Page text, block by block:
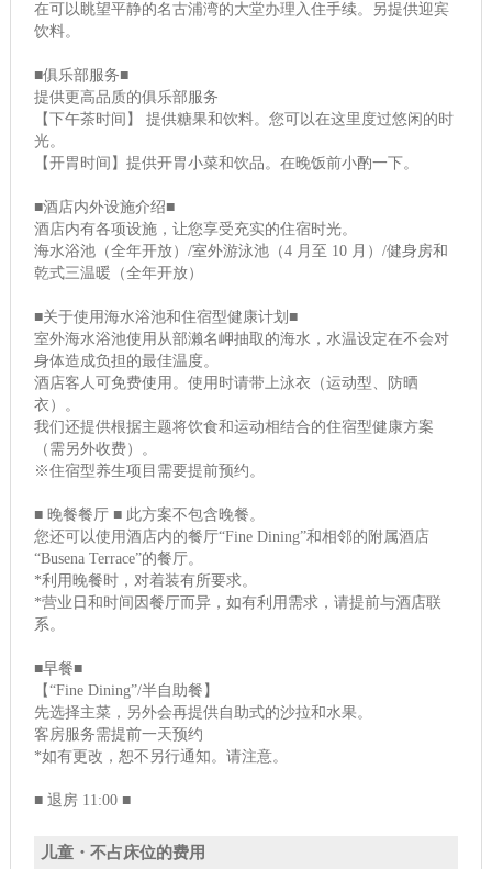
在可以眺望平静的名古浦湾的大堂办理入住手续。另提供迎宾
饮料。
■俱乐部服务■
提供更高品质的俱乐部服务
【下午茶时间】 提供糖果和饮料。您可以在这里度过悠闲的时
光。
【开胃时间】提供开胃小菜和饮品。在晚饭前小酌一下。
■酒店内外设施介绍■
酒店内有各项设施，让您享受充实的住宿时光。
海水浴池（全年开放）/室外游泳池（4 月至 10 月）/健身房和
乾式三温暖（全年开放）
■关于使用海水浴池和住宿型健康计划■
室外海水浴池使用从部濑名岬抽取的海水，水温设定在不会对
身体造成负担的最佳温度。
酒店客人可免费使用。使用时请带上泳衣（运动型、防晒
衣）。
我们还提供根据主题将饮食和运动相结合的住宿型健康方案
（需另外收费）。
※住宿型养生项目需要提前预约。
■ 晚餐餐厅 ■ 此方案不包含晚餐。
您还可以使用酒店内的餐厅“Fine Dining”和相邻的附属酒店
“Busena Terrace”的餐厅。
*利用晚餐时，对着装有所要求。
*营业日和时间因餐厅而异，如有利用需求，请提前与酒店联
系。
■早餐■
【“Fine Dining”/半自助餐】
先选择主菜，另外会再提供自助式的沙拉和水果。
客房服务需提前一天预约
*如有更改，恕不另行通知。请注意。
■ 退房 11:00 ■
儿童・不占床位的费用